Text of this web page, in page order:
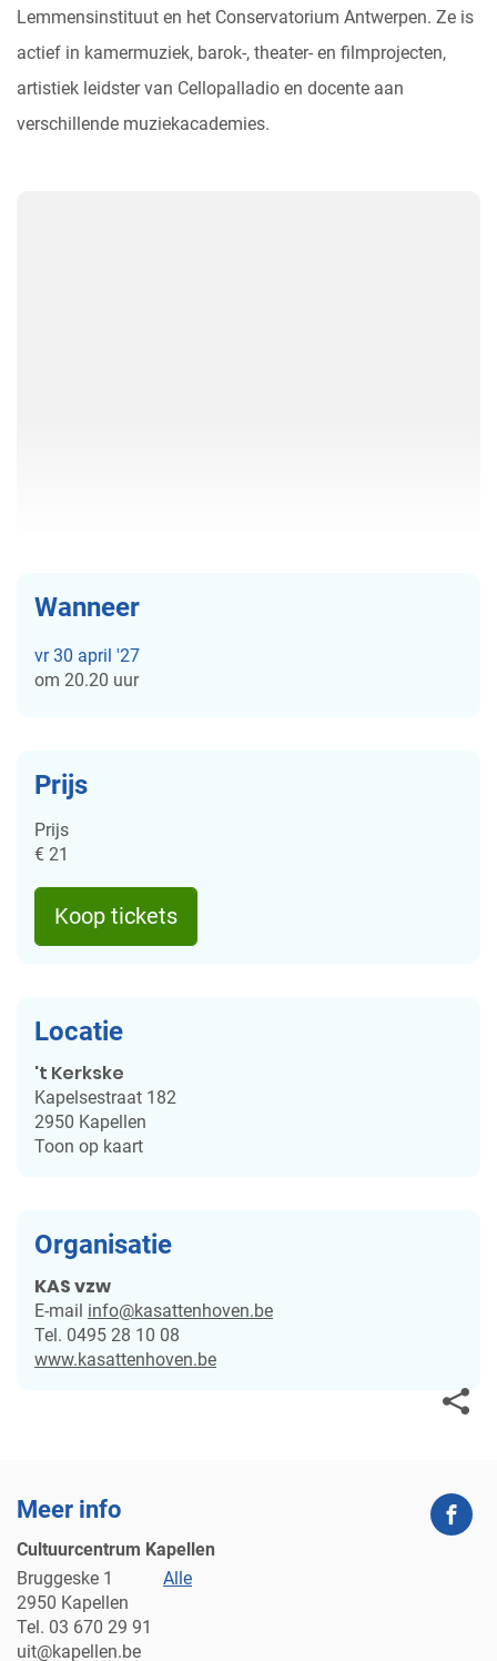
Lemmensinstituut en het Conservatorium Antwerpen. Ze is
actief in kamermuziek, barok-, theater- en filmprojecten,
artistiek leidster van Cellopalladio en docente aan
verschillende muziekacademies.
Wanneer
vr 30 april '27
om 20.20 uur
Prijs
Prijs
€ 21
Koop tickets
Locatie
't Kerkske
Kapelsestraat 182
2950 Kapellen
Toon op kaart
Organisatie
KAS vzw
E-
mail
info@kasattenhoven.be
Tel. 0495 28 10 08
Website
www.kasattenhoven.be
Meer info
Cultuurcentrum Kapellen
Adres
Bruggeske 1
2950 Kapellen
Tel. 03 670 29 91
E-
uit@kapellen.be
Alle
deze